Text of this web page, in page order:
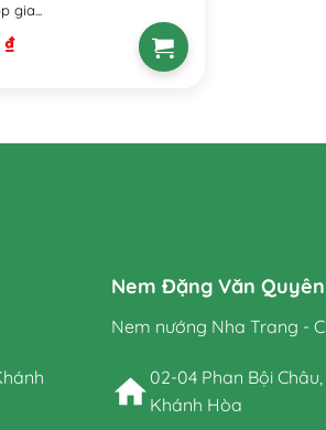
gia...
₫
Nem Đặng Văn
Nem nướng Nha Trang -
02-04 Phan Bội
Khánh Hòa